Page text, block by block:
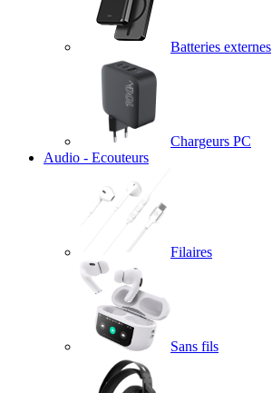
Batteries externes
Chargeurs PC
Audio - Ecouteurs
Filaires
Sans fils